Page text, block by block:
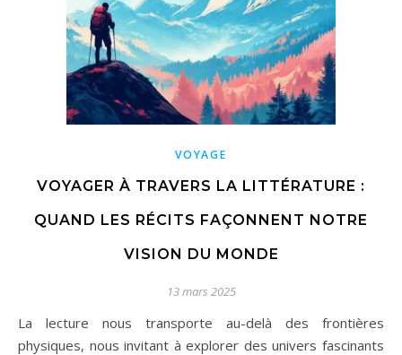
VOYAGE
VOYAGER À TRAVERS LA LITTÉRATURE :
QUAND LES RÉCITS FAÇONNENT NOTRE
VISION DU MONDE
13 mars 2025
La lecture nous transporte au-delà des frontières
physiques, nous invitant à explorer des univers fascinants